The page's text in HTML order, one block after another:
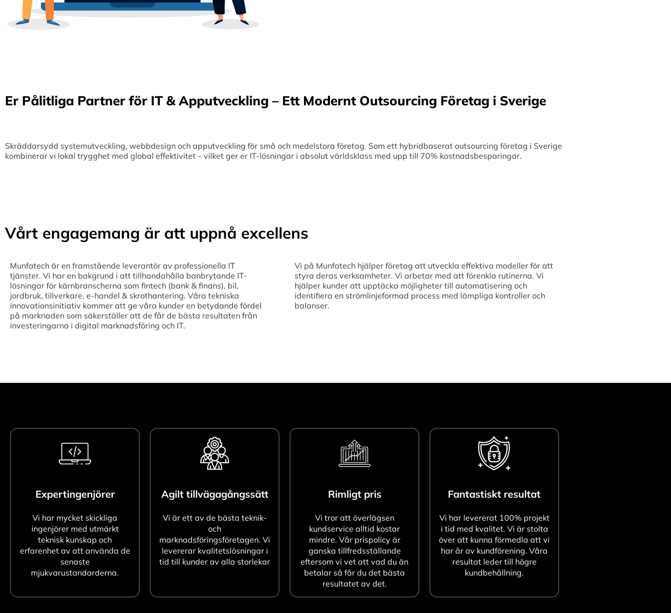
Er Pålitliga Partner för IT & Apputveckling – Ett Modernt Outsourcing Företag i Sverige
Skräddarsydd systemutveckling, webbdesign och apputveckling för små och medelstora företag. Som ett hybridbaserat outsourcing företag i Sverige
kombinerar vi lokal trygghet med global effektivitet – vilket ger er IT-lösningar i absolut världsklass med upp till 70% kostnadsbesparingar.
Vårt engagemang är att uppnå excellens
Munfatech är en framstående leverantör av professionella IT
tjänster. Vi har en bakgrund i att tillhandahålla banbrytande IT-
lösningar för kärnbranscherna som fintech (bank & finans), bil,
jordbruk, tillverkare, e-handel & skrothantering. Våra tekniska
innovationsinitiativ kommer att ge våra kunder en betydande fördel
på marknaden som säkerställer att de får de bästa resultaten från
investeringarna i digital marknadsföring och IT.
Vi på Munfatech hjälper företag att utveckla effektiva modeller för att
styra deras verksamheter. Vi arbetar med att förenkla rutinerna. Vi
hjälper kunder att upptäcka möjligheter till automatisering och
identifiera en strömlinjeformad process med lämpliga kontroller och
balanser.
Expertingenjörer
Vi har mycket skickliga
ingenjörer med utmärkt
teknisk kunskap och
erfarenhet av att använda de
senaste
mjukvarustandarderna.
Agilt tillvägagångssätt
Vi är ett av de bästa teknik-
och
marknadsföringsföretagen. Vi
levererar kvalitetslösningar i
tid till kunder av alla storlekar
Rimligt pris
Vi tror att överlägsen
kundservice alltid kostar
mindre. Vår prispolicy är
ganska tillfredsställande
eftersom vi vet att vad du än
betalar så får du det bästa
resultatet av det.
Fantastiskt resultat
Vi har levererat 100% projekt
i tid med kvalitet. Vi är stolta
över att kunna förmedla att vi
har år av kundförening. Våra
resultat leder till högre
kundbehållning.